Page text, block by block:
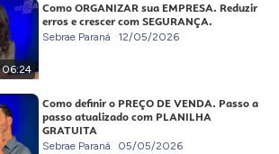
06:24
Como ORGANIZAR sua EMPRESA. Reduzir
erros e crescer com SEGURANÇA.
Sebrae Paraná 12/05/2026
Como definir o PREÇO DE VENDA. Passo a
passo atualizado com PLANILHA
GRATUITA
Sebrae Paraná 05/05/2026